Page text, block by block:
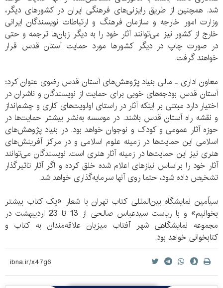
شد. همچنین از طریق رایزنی‌های فرهنگی ایران در کشورهای دیگر،
وزارت امور خارجه و سازمان فرهنگ و ارتباطات نویسندگان ایرانی
خارج از کشور نیز می‌توانند آثار خود را به دیگر زبان‌ها ترجمه و حتی
در صورت چاپ در دیگر کشورها مورد حمایت آستان قدس قرار
خواهند گرفت.
معاون اداری ـ مالی بنیاد پژوهش‌های آستان قدس رضوی عنوان کرد:
آستان قدس بودجه‌های خوبی برای حمایت از نویسندگان و ناشران در
اختیار دارد مبتنی بر اینکه آثار در راستای اولویت‌های کاری و چشم‌انداز
و نقشه راه آستان قدس باشند. در موسسه به‌نشر بیشتر حمایت‌ها در
حوزه آثار عمومی و کودک و نوجوان خواهد بود. در بنیاد پژوهش‌های
اسلامی این حمایت‌ها در زمینه علوم اسلامی و در مرکز آفرینش‌های
هنری نیز این حمایت‌ها در زمینه آثار هنری است. نویسندگان می‌توانند
آثار خود را براساس نیازهای اعلام شده خلق کرده و اگر آثار تاثیرگذار
تشخیص داده شود، حتما روی آنها سرمایه‌گذاری خواهد شد.
سی‎اُمین نمایشگاه بین‌المللی کتاب تهران با شعار «یک کتاب بیشتر
بخوانیم» و با ریاست سیدعباس صالحی از 13 تا 23 اردیبهشت در
مجموعه نمایشگاهی شهر آفتاب میزبان علاقه‌مندان به کتاب و
کتابخوانی خواهد بود.